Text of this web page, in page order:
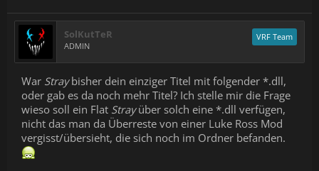
SolKutTeR
ADMIN
VRF Team
War Straybisher dein einziger Titel mit folgender *.dll,
oder gab es da noch mehr Titel? Ich stelle mir die Frage
wieso soll ein Flat Strayüber solch eine *.dll verfügen,
nicht das man da Überreste von einer Luke Ross Mod
vergisst/übersieht, die sich noch im Ordner befanden.